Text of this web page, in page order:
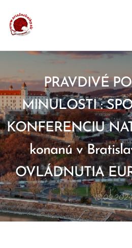
PRAVDIVÉ
MINULOSTI :
KONFERENCIU
konanú v
OVLÁDNUTIA